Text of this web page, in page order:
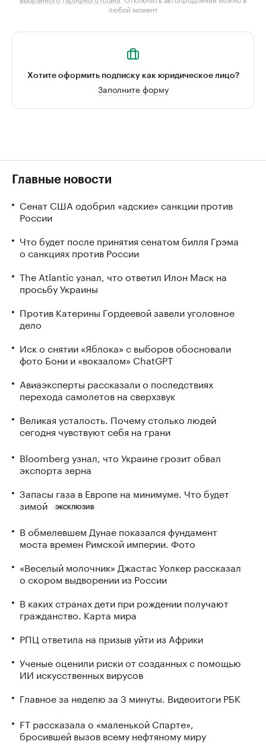
любой момент
Хотите оформить подписку как юридическое лицо?
Заполните форму
Главные новости
Сенат США одобрил «адские» санкции против
России
Что будет после принятия сенатом билля Грэма
о санкциях против России
The Atlantic узнал, что ответил Илон Маск на
просьбу Украины
Против Катерины Гордеевой завели уголовное
дело
Иск о снятии «Яблока» с выборов обосновали
фото Бони и «вокзалом» ChatGPT
Авиаэксперты рассказали о последствиях
перехода самолетов на сверхзвук
Великая усталость. Почему столько людей
сегодня чувствуют себя на грани
Bloomberg узнал, что Украине грозит обвал
экспорта зерна
Запасы газа в Европе на минимуме. Что будет
зимой
ЭКСКЛЮЗИВ
В обмелевшем Дунае показался фундамент
моста времен Римской империи. Фото
«Веселый молочник» Джастас Уолкер рассказал
о скором выдворении из России
В каких странах дети при рождении получают
гражданство. Карта мира
РПЦ ответила на призыв уйти из Африки
Ученые оценили риски от созданных с помощью
ИИ искусственных вирусов
Главное за неделю за 3 минуты. Видеоитоги РБК
FT рассказала о «маленькой Спарте»,
бросившей вызов всему нефтяному миру